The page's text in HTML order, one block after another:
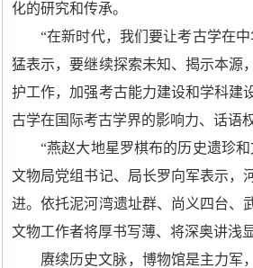
化的研究和传承。
“在新时代，我们要让考古学在
猛表示，要继续探索未知、揭示本源
护工作，加强考古能力建设和学科建
古学在国际考古学界的影响力、话语权
“燕赵大地星罗棋布的历史遗珍
文物局党组书记、局长罗向军表示，
进。依托泥河湾遗址群、尚义四台、
文物工作者将厚书写薄、将深奥讲浅
赓续历史文脉，博物馆是主力军